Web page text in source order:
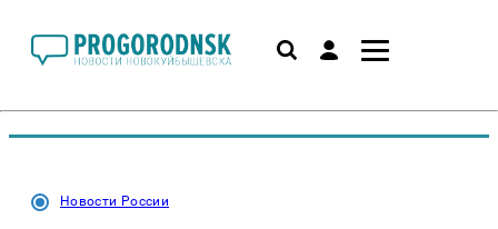
Новости России